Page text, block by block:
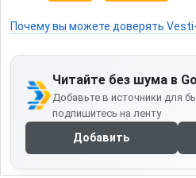
Почему вы можете доверять
Читайте без шума в
Добавьте в источники для
подпишитесь на ленту
Добавить